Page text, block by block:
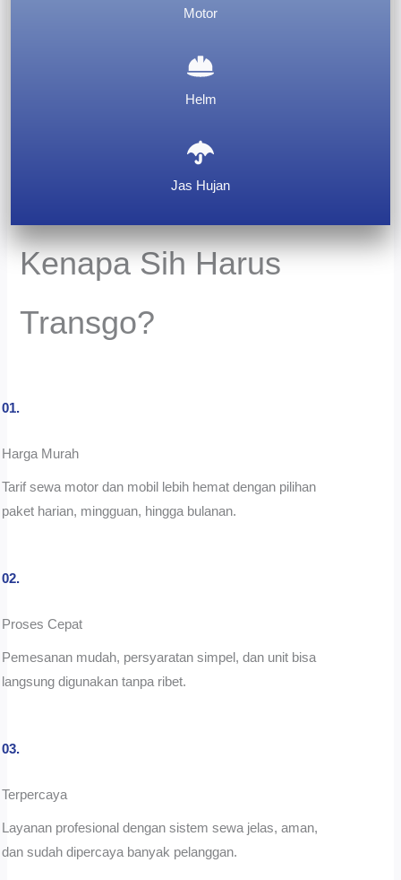
Motor
Helm
Jas Hujan
Kenapa Sih Harus
Transgo?
01.
Harga Murah
Tarif sewa motor dan mobil lebih hemat dengan pilihan
paket harian, mingguan, hingga bulanan.
02.
Proses Cepat
Pemesanan mudah, persyaratan simpel, dan unit bisa
langsung digunakan tanpa ribet.
03.
Terpercaya
Layanan profesional dengan sistem sewa jelas, aman,
dan sudah dipercaya banyak pelanggan.